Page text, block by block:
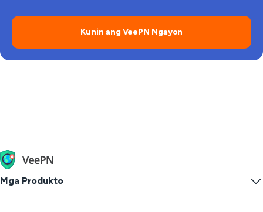
Kunin ang VeePN Ngayon
Mga Produkto